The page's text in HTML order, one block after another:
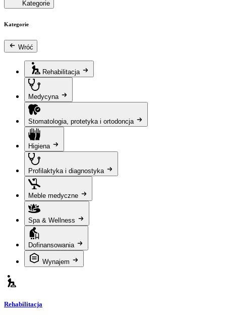
Kategorie
Kategorie
Wróć
Rehabilitacja
Medycyna
Stomatologia, protetyka i ortodoncja
Higiena
Profilaktyka i diagnostyka
Meble medyczne
Spa & Wellness
Dofinansowania
Wynajem
Rehabilitacja